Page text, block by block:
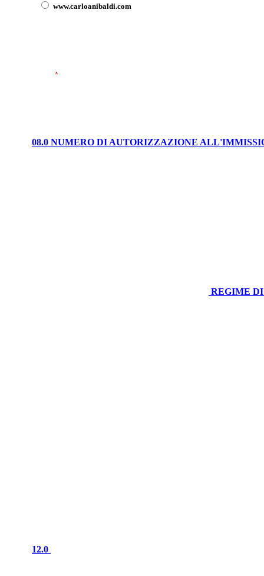
www.carloanibaldi.com
.
08.0 NUMERO DI AUTORIZZAZIONE
REGIME
12.0